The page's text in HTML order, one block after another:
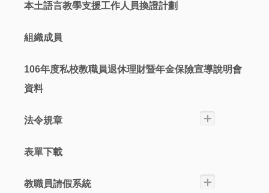
本土語言教學支援工作人員換證計劃
組織成員
106年度私校教職員退休理財暨年金保險宣導說明會
資料
法令規章
表單下載
教職員請假系統